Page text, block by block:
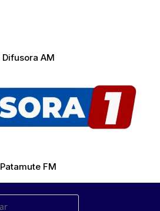
Difusora AM
Patamute FM